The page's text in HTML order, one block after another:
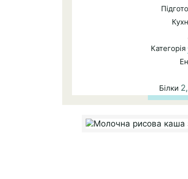
Категорія
Білки